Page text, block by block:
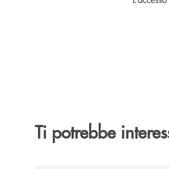
Ti potrebbe